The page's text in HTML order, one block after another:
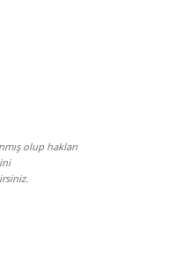
olup hakları